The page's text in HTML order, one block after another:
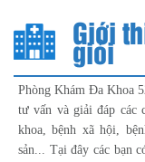
Giới
giỏi
Phòng Khám Đa Khoa
tư vấn và giải đáp các
khoa, bệnh xã hội,
sản... Tại đây các bạn